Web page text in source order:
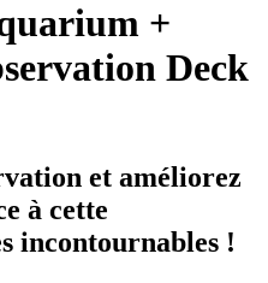
+
Deck
et améliorez
à cette
incontournables !